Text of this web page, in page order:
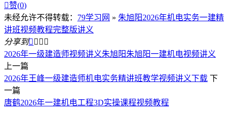
赞(0)
未经允许不得转载： 79学习网 » 朱旭阳2026年机电实务一建精
讲班视频教程完整版讲义
分享到   
2026年一级建造师视频讲义朱旭阳朱旭阳一建机电视频讲义
上一篇
2026年王峰一级建造师机电实务精讲班教学视频讲义下载 下
一篇
唐鹤2026年一建机电工程3D实操课程视频教程